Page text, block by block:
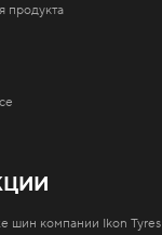
продукта
шин компании Ikon Tyres